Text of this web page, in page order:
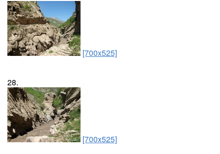
[700x525]
28.
[700x525]